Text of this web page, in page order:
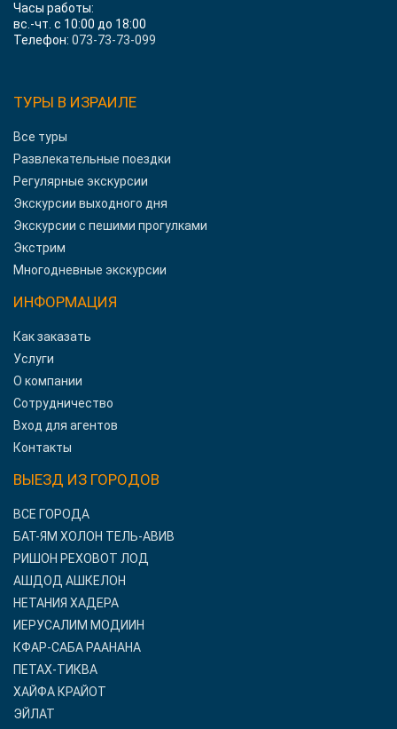
Часы работы:
вс.-чт. с 10:00 до 18:00
Телефон: 073-73-73-099
ТУРЫ В ИЗРАИЛЕ
Все туры
Развлекательные поездки
Регулярные экскурсии
Экскурсии выходного дня
Экскурсии с пешими прогулками
Экстрим
Многодневные экскурсии
ИНФОРМАЦИЯ
Как заказать
Услуги
О компании
Сотрудничество
Вход для агентов
Контакты
ВЫЕЗД ИЗ ГОРОДОВ
ВСЕ ГОРОДА
БАТ-ЯМ ХОЛОН ТЕЛЬ-АВИВ
РИШОН РЕХОВОТ ЛОД
АШДОД АШКЕЛОН
НЕТАНИЯ ХАДЕРА
ИЕРУСАЛИМ МОДИИН
КФАР-САБА РААНАНА
ПЕТАХ-ТИКВА
ХАЙФА КРАЙОТ
ЭЙЛАТ